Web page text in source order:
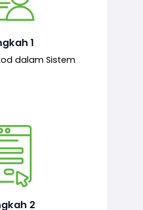
1
dalam Sistem
permohonan
oleh pemohon,
2
borang
pendaftaran
sistem.